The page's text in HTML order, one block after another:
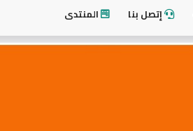
إتصل بنا المنتدى